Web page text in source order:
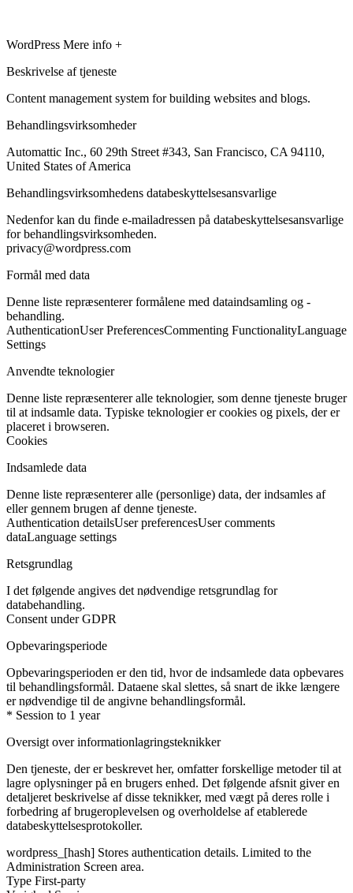
WordPress Mere info +
Beskrivelse af tjeneste
Content management system for building websites and blogs.
Behandlingsvirksomheder
Automattic Inc., 60 29th Street #343, San Francisco, CA 94110,
United States of America
Behandlingsvirksomhedens databeskyttelsesansvarlige
Nedenfor kan du finde e-mailadressen på databeskyttelsesansvarlige
for behandlingsvirksomheden.
privacy@wordpress.com
Formål med data
Denne liste repræsenterer formålene med dataindsamling og -
behandling.
AuthenticationUser PreferencesCommenting FunctionalityLanguage
Settings
Anvendte teknologier
Denne liste repræsenterer alle teknologier, som denne tjeneste bruger
til at indsamle data. Typiske teknologier er cookies og pixels, der er
placeret i browseren.
Cookies
Indsamlede data
Denne liste repræsenterer alle (personlige) data, der indsamles af
eller gennem brugen af denne tjeneste.
Authentication detailsUser preferencesUser comments
dataLanguage settings
Retsgrundlag
I det følgende angives det nødvendige retsgrundlag for
databehandling.
Consent under GDPR
Opbevaringsperiode
Opbevaringsperioden er den tid, hvor de indsamlede data opbevares
til behandlingsformål. Dataene skal slettes, så snart de ikke længere
er nødvendige til de angivne behandlingsformål.
* Session to 1 year
Oversigt over informationlagringsteknikker
Den tjeneste, der er beskrevet her, omfatter forskellige metoder til at
lagre oplysninger på en brugers enhed. Det følgende afsnit giver en
detaljeret beskrivelse af disse teknikker, med vægt på deres rolle i
forbedring af brugeroplevelsen og overholdelse af etablerede
databeskyttelsesprotokoller.
wordpress_[hash] Stores authentication details. Limited to the
Administration Screen area.
Type First-party